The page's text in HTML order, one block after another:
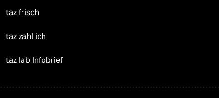
taz frisch
taz zahl ich
taz lab Infobrief